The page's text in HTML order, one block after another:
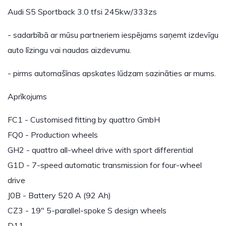
Audi S5 Sportback 3.0 tfsi 245kw/333zs
- sadarbībā ar mūsu partneriem iespējams saņemt izdevīgu
auto līzingu vai naudas aizdevumu.
- pirms automašīnas apskates lūdzam sazināties ar mums.
Aprīkojums
FC1 - Customised fitting by quattro GmbH
FQ0 - Production wheels
GH2 - quattro all-wheel drive with sport differential
G1D - 7-speed automatic transmission for four-wheel
drive
J0B - Battery 520 A (92 Ah)
CZ3 - 19" 5-parallel-spoke S design wheels